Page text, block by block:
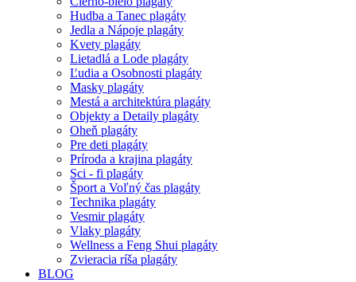
Hudba a Tanec plagáty
Jedla a Nápoje plagáty
Kvety plagáty
Lietadlá a Lode plagáty
Ľudia a Osobnosti plagáty
Masky plagáty
Mestá a architektúra plagáty
Objekty a Detaily plagáty
Oheň plagáty
Pre deti plagáty
Príroda a krajina plagáty
Sci - fi plagáty
Šport a Voľný čas plagáty
Technika plagáty
Vesmir plagáty
Vlaky plagáty
Wellness a Feng Shui plagáty
Zvieracia ríša plagáty
BLOG